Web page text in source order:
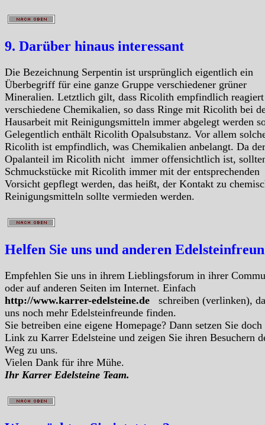
9. Darüber hinaus interessant
Die Bezeichnung Serpentin ist ursprünglich eigentlich ein
Überbegriff für eine ganze Gruppe verschiedener grüner
Mineralien. Letztlich gilt, dass Ricolith empfindlich
verschiedene Chemikalien, so dass Ringe mit Ricolith bei
Hausarbeit mit Reinigungsmitteln immer abgelegt werden
Gelegentlich enthält Ricolith Opalsubstanz. Vor allem
Ricolith ist empfindlich, was Chemikalien anbelangt. Da der
Opalanteil im Ricolith nicht immer offensichtlich ist,
Schmuckstücke mit Ricolith immer mit der entsprechenden
Vorsicht gepflegt werden, das heißt, der Kontakt zu
Reinigungsmitteln sollte vermieden werden.
Helfen Sie uns und anderen
Empfehlen Sie uns in ihrem Lieblingsforum in ihrer
oder auf anderen Seiten im Internet. Einfach
http://www.karrer-edelsteine.de
schreiben (verlinken),
uns noch mehr Edelsteinfreunde finden.
Sie betreiben eine eigene Homepage? Dann setzen Sie doch
Link zu Karrer Edelsteine und zeigen Sie ihren Besuchern
Weg zu uns.
Vielen Dank für ihre Mühe.
Ihr Karrer Edelsteine Team.